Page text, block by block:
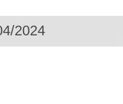
2024